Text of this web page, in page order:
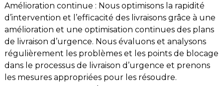
Amélioration continue : Nous optimisons la rapidité
d’intervention et l’efficacité des livraisons grâce à une
amélioration et une optimisation continues des plans
de livraison d’urgence. Nous évaluons et analysons
régulièrement les problèmes et les points de blocage
dans le processus de livraison d’urgence et prenons
les mesures appropriées pour les résoudre.